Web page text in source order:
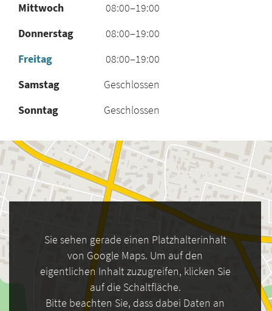
Mittwoch
08:00–19:00
Donnerstag
08:00–19:00
Freitag
08:00–19:00
Samstag
Geschlossen
Sonntag
Geschlossen
Sie sehen gerade einen Platzhalterinhalt
von Google Maps. Um auf den
eigentlichen Inhalt zuzugreifen, klicken Sie
auf die Schaltfläche.
Bitte beachten Sie, dass dabei Daten an